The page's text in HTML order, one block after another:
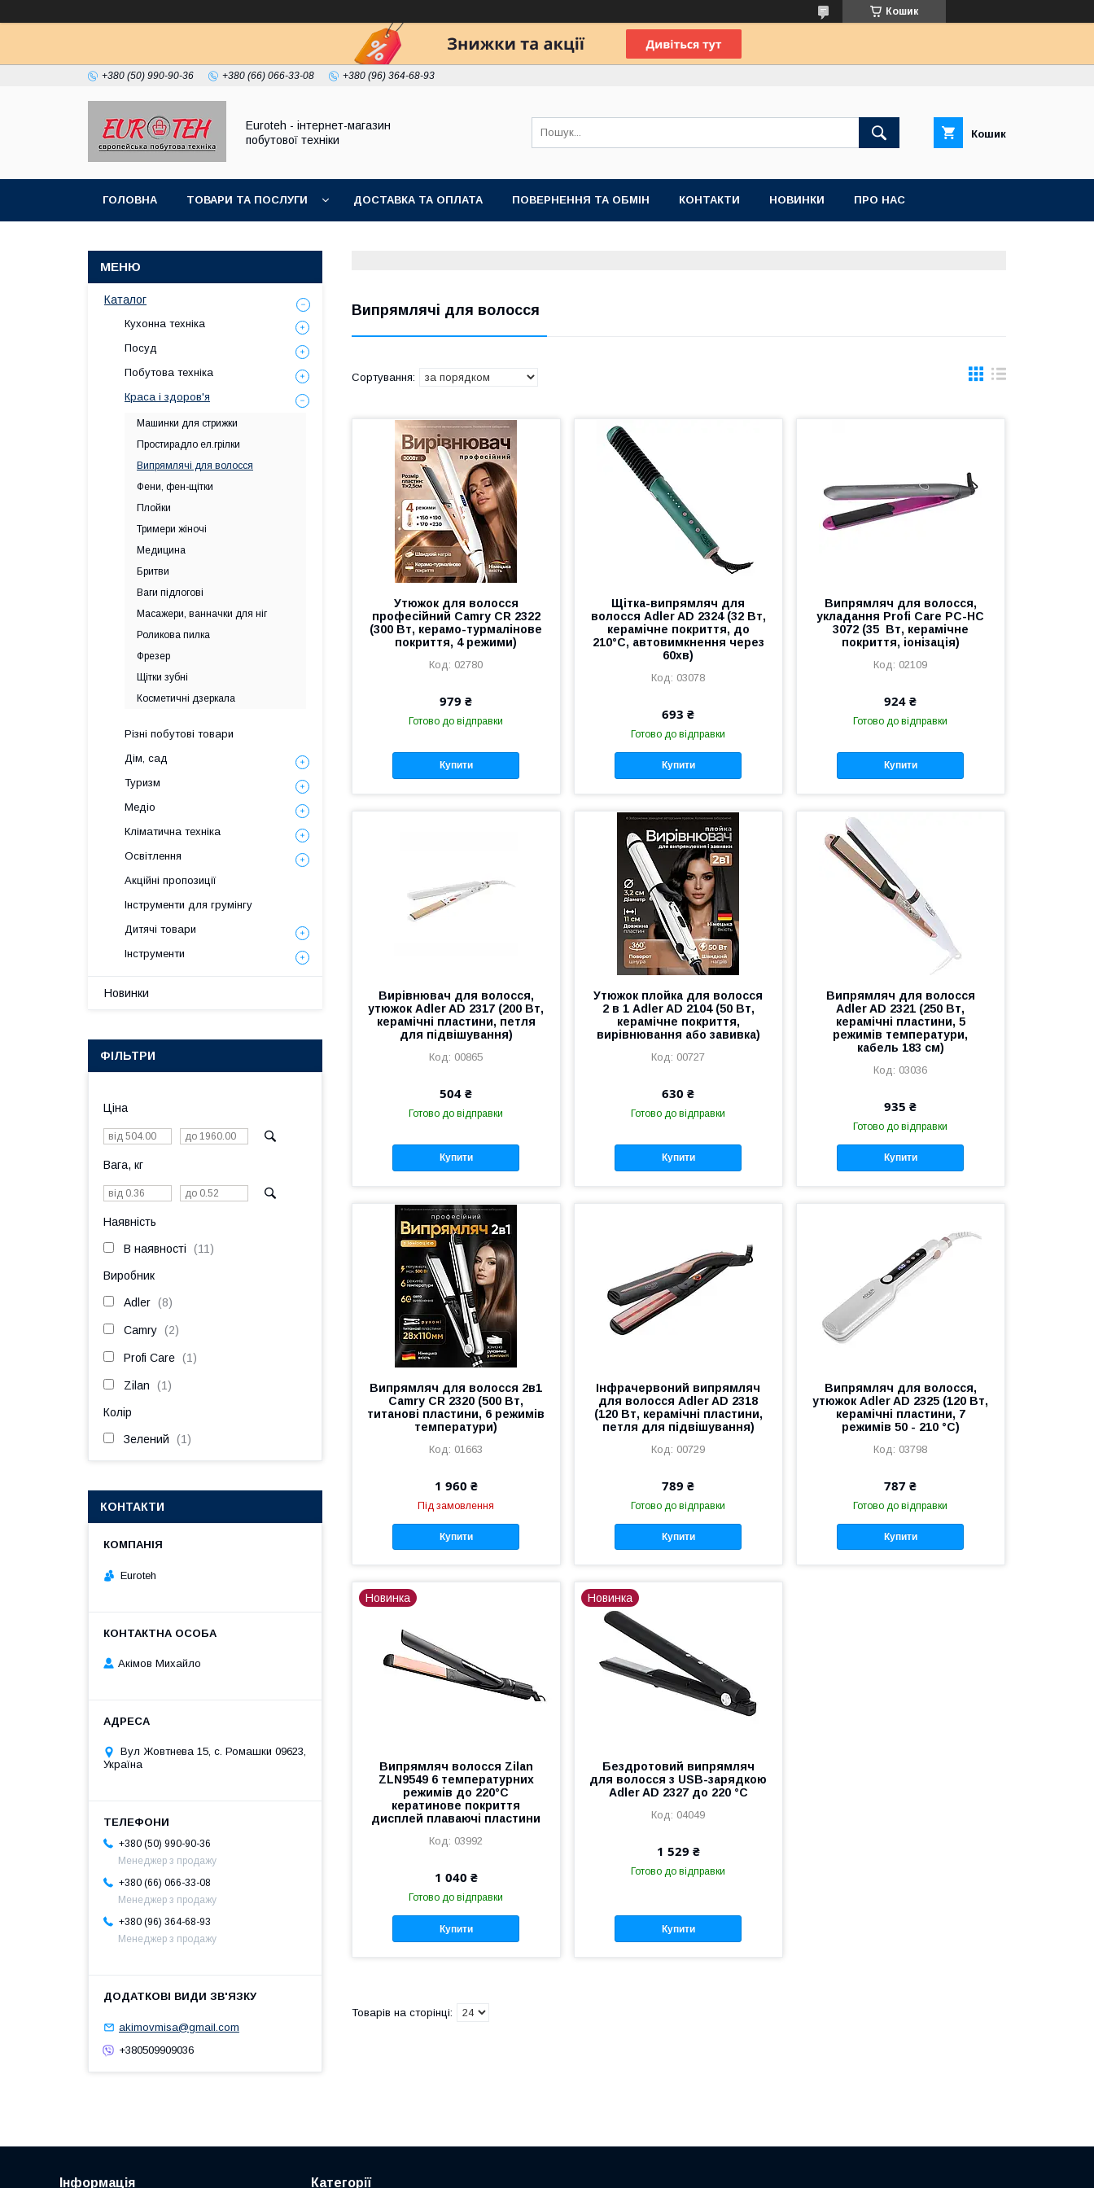
Кошик
+380 (50) 990-90-36 +380 (66) 066-33-08 +380 (96) 364-68-93
Euroteh - інтернет-магазин
побутової техніки
Кошик
ГОЛОВНА ТОВАРИ ТА ПОСЛУГИ ДОСТАВКА ТА ОПЛАТА ПОВЕРНЕННЯ ТА ОБМІН КОНТАКТИ НОВИНКИ ПРО НАС
Випрямлячі для волосся
Утюжок для волосся
професійний Camry CR 2322
(300 Вт, керамо-турмалінове
покриття, 4 режими)
02780
979 ₴
Готово до відправки
Купити
Щітка-випрямляч для
волосся Adler AD 2324 (32 Вт,
керамічне покриття, до
210°С, автовимкнення через
60хв)
03078
693 ₴
Готово до відправки
Купити
Випрямляч для волосся,
укладання Profi Care PC-HC
3072 (35 Вт, керамічне
покриття, іонізація)
02109
924 ₴
Готово до відправки
Купити
Вирівнювач для волосся,
утюжок Adler AD 2317 (200 Вт,
керамічні пластини, петля
для підвішування)
00865
504 ₴
Готово до відправки
Купити
Утюжок плойка для волосся
2 в 1 Adler AD 2104 (50 Вт,
керамічне покриття,
вирівнювання або завивка)
00727
630 ₴
Готово до відправки
Купити
Випрямляч для волосся
Adler AD 2321 (250 Вт,
керамічні пластини, 5
режимів температури,
кабель 183 см)
03036
935 ₴
Готово до відправки
Купити
Випрямляч для волосся 2в1
Camry CR 2320 (500 Вт,
титанові пластини, 6 режимів
температури)
01663
1 960 ₴
Під замовлення
Купити
Інфрачервоний випрямляч
для волосся Adler AD 2318
(120 Вт, керамічні пластини,
петля для підвішування)
00729
789 ₴
Готово до відправки
Купити
Випрямляч для волосся,
утюжок Adler AD 2325 (120 Вт,
керамічні пластини, 7
режимів 50 - 210 °C)
03798
787 ₴
Готово до відправки
Купити
Новинка
Випрямляч волосся Zilan
ZLN9549 6 температурних
режимів до 220°C
кератинове покриття
дисплей плаваючі пластини
03992
1 040 ₴
Готово до відправки
Купити
Новинка
Бездротовий випрямляч
для волосся з USB-зарядкою
Adler AD 2327 до 220 °C
04049
1 529 ₴
Готово до відправки
Купити
Каталог
Кухонна техніка
Посуд
Побутова техніка
Краса і здоров'я
Машинки для стрижки
Простирадло ел.грілки
Випрямлячі для волосся
Фени, фен-щітки
Плойки
Тримери жіночі
Медицина
Бритви
Ваги підлогові
Масажери, ванначки для ніг
Роликова пилка
Фрезер
Щітки зубні
Косметичні дзеркала
Різні побутові товари
Дім, сад
Туризм
Медіо
Кліматична техніка
Освітлення
Акційні пропозиції
Інструменти для грумінгу
Дитячі товари
Інструменти
Новинки
ФІЛЬТРИ
Ціна
Вага, кг
Наявність
В наявності 11
Виробник
Adler 8
Camry 2
Profi Care 1
Zilan 1
Колір
Зелений 1
КОНТАКТИ
Euroteh
Акімов Михайло
Вул Жовтнева 15, с. Ромашки 09623,
Україна
+380 (50) 990-90-36
Менеджер з продажу
+380 (66) 066-33-08
Менеджер з продажу
+380 (96) 364-68-93
Менеджер з продажу
akimovmisa@gmail.com
+380509909036
Інформація Категорії